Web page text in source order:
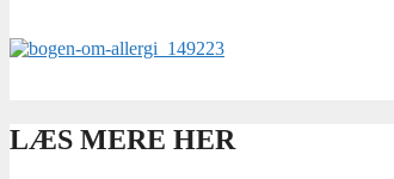
LÆS MERE HER